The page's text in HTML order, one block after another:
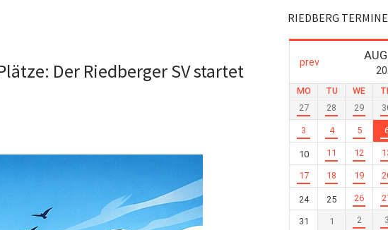
Der Riedberger SV startet
RIEDBERG TERMINE